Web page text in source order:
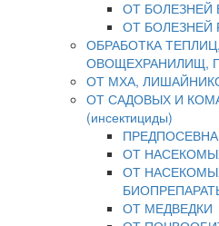
ОТ БОЛЕЗНЕЙ
ОТ БОЛЕЗНЕЙ
ОБРАБОТКА
ОВОЩЕХРАНИЛИЩ,
ОТ МХА,
ОТ САДОВЫХ И
(инсектициды)
ОТ
ОТ
ОТ МЕДВЕДКИ